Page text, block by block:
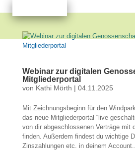
Webinar zur digitalen
Mitgliederportal
von Kathi Mörth | 04.11.2025
Mit Zeichnungsbeginn für den
das neue Mitgliederportal “live
von dir abgeschlossenen Verträge mit
finden. Außerdem findest du wichtige
Zinszahlungen etc. in deinem